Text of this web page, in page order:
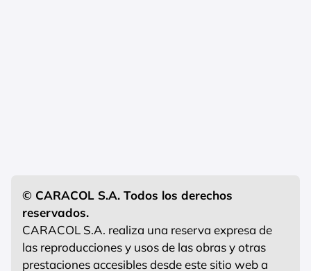
© CARACOL S.A. Todos los derechos
reservados.
CARACOL S.A. realiza una reserva expresa de
las reproducciones y usos de las obras y otras
prestaciones accesibles desde este sitio web a